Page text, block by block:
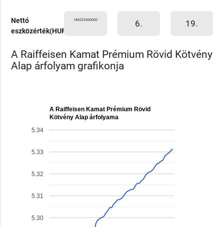
Nettó
eszközérték(HUF)
184222400000 6. 19.
A Raiffeisen Kamat Prémium Rövid Kötvény
Alap árfolyam grafikonja
A Raiffeisen Kamat Prémium Rövid
Kötvény Alap árfolyama
5.30
5.31
5.32
5.33
5.34